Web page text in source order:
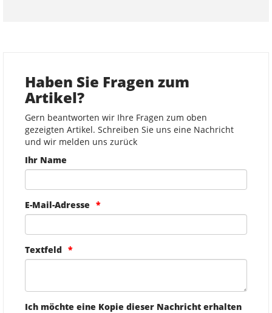
Haben Sie Fragen zum
Artikel?
Gern beantworten wir Ihre Fragen zum oben
gezeigten Artikel. Schreiben Sie uns eine Nachricht
und wir melden uns zurück
Ihr Name
E-Mail-Adresse
Textfeld
Ich möchte eine Kopie dieser Nachricht erhalten